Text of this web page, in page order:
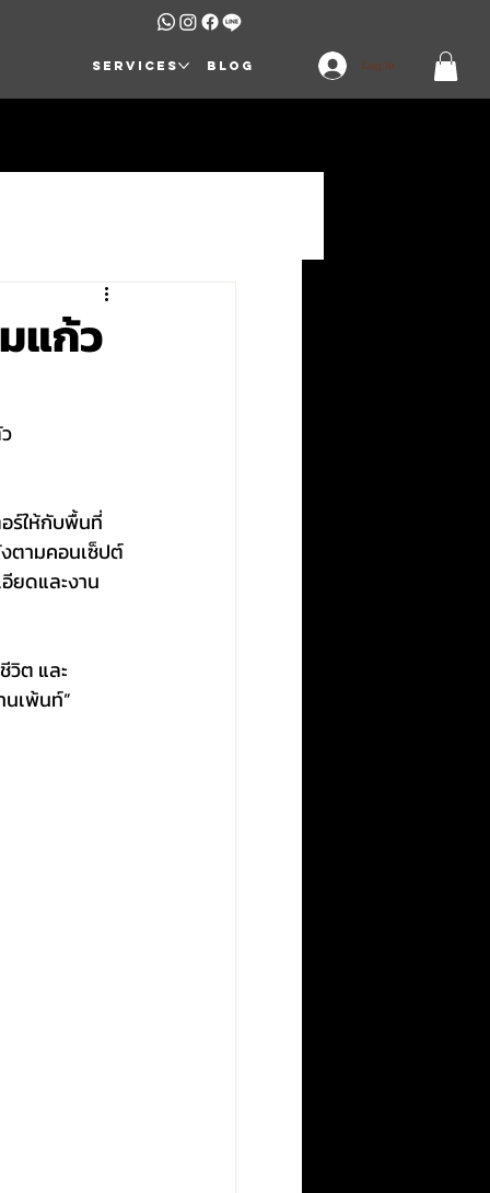
Services Blog Log In
แก้ว
ร์ให้กับพื้นที่
ตามคอนเซ็ปต์
ยดและงาน
วิต และ
เพ้นท์”